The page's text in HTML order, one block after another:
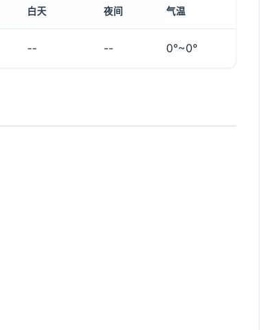
白天 夜间 气温
-- -- 0°~0°